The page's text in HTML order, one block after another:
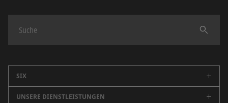
Finden
SIX
Unternehmen
UNSERE DIENSTLEISTUNGEN